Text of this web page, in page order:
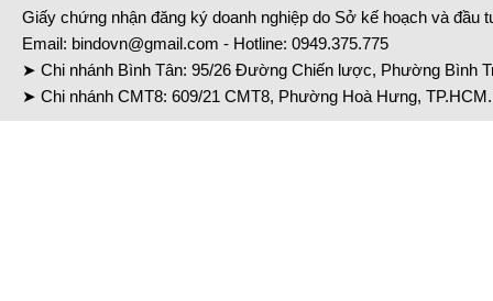
Giấy chứng nhận đăng ký doanh nghiệp do Sở kế hoạch và đầu
Email: bindovn@gmail.com - Hotline: 0949.375.775
➤ Chi nhánh Bình Tân: 95/26 Đường Chiến lược, Phường Bình
➤ Chi nhánh CMT8: 609/21 CMT8, Phường Hoà Hưng,